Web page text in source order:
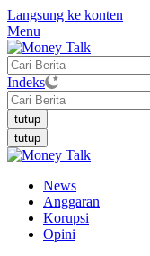
Langsung ke konten
Menu
Indeks
tutup
tutup
News
Anggaran
Korupsi
Opini